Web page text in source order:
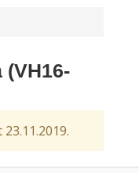
(VH16-